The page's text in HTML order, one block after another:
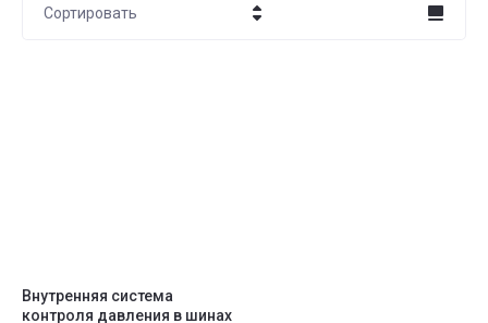
Сортировать
Внутренняя система
контроля давления в шинах